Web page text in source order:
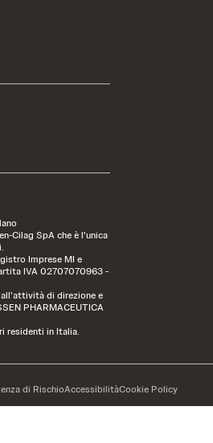
Cilag SpA che è l'unica
Imprese MI e
IVA 02707070963 -
di direzione e
PHARMACEUTICA
residenti in Italia.
di RischioAccessibilitàCookie Policy